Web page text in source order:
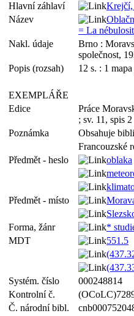
Hlavní záhlaví
Krejčí,
Název
= La
Nakl. údaje
Brno :
společnost,
Popis (rozsah)
12 s. : 1
EXEMPLÁŘE
Edice
Práce
; sv. 11, spis 2
Poznámka
Obsahuje
Francouzské
Předmět - heslo
oblaka
Předmět - místo
Forma, žánr
*
MDT
551.5
Systém. číslo
000248814
Kontrolní č.
Č. národní bibl.